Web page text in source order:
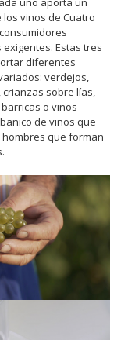
vinos de Cuatro
Estas tres
diferentes
verdejos,
sobre lías,
o vinos
de vinos que
que forman